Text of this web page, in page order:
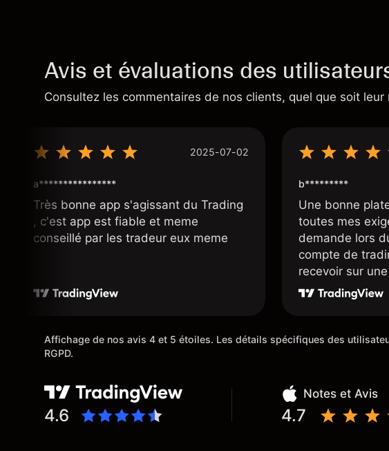
Avis et évaluations des
Consultez les commentaires de nos clients, quel que soit leur
2025-07-02
a****************
Très bonne app s'agissant du Trading
, c'est app est fiable et meme
conseillé par les tradeur eux meme
b*********
Une bonne
toutes mes
demande lors
compte de
recevoir sur
rapidement,
Affichage de nos avis 4 et 5 étoiles. Les détails spécifiques des
RGPD.
4.6
Notes et Avis
4.7